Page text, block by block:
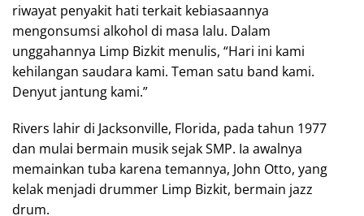
riwayat penyakit hati terkait kebiasaannya
mengonsumsi alkohol di masa lalu. Dalam
unggahannya Limp Bizkit menulis, “Hari ini kami
kehilangan saudara kami. Teman satu band kami.
Denyut jantung kami.”
Rivers lahir di Jacksonville, Florida, pada tahun 1977
dan mulai bermain musik sejak SMP. Ia awalnya
memainkan tuba karena temannya, John Otto, yang
kelak menjadi drummer Limp Bizkit, bermain jazz
drum.